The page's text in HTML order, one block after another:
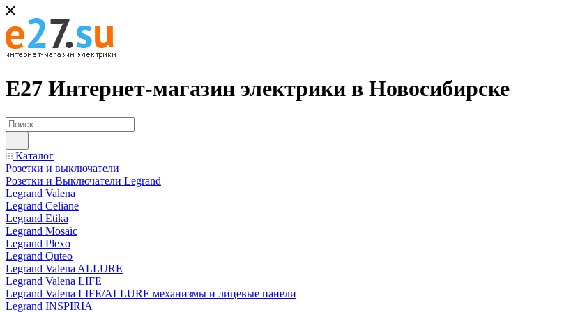
Е27 Интернет-магазин электрики в Новосибирске
Каталог
Розетки и выключатели
Розетки и Выключатели Legrand
Legrand Valena
Legrand Celiane
Legrand Etika
Legrand Mosaic
Legrand Plexo
Legrand Quteo
Legrand Valena ALLURE
Legrand Valena LIFE
Legrand Valena LIFE/ALLURE механизмы и лицевые панели
Legrand INSPIRIA